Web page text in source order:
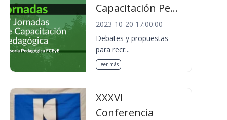
Capacitación Pe...
2023-10-20 17:00:00
Debates y propuestas
para recr...
Leer más
XXXVI
Conferencia